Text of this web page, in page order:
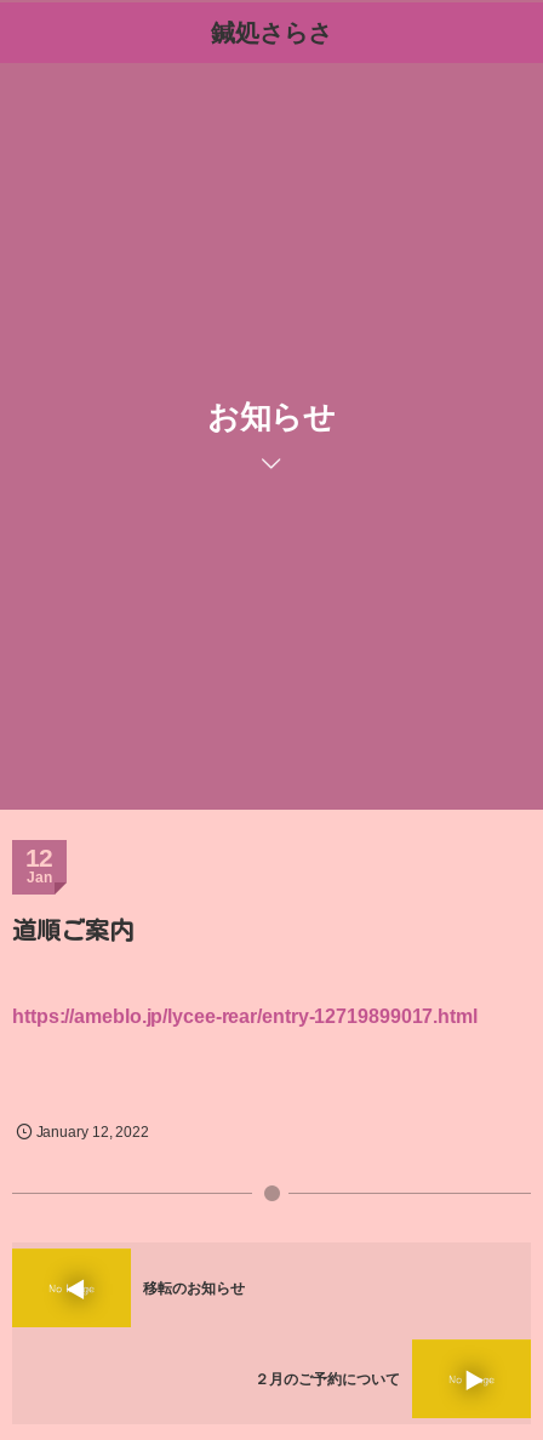
鍼処さらさ
お知らせ
12
Jan
道順ご案内
https://ameblo.jp/lycee-rear/entry-12719899017.html
January 12,2022
移転のお知らせ
２月のご予約について